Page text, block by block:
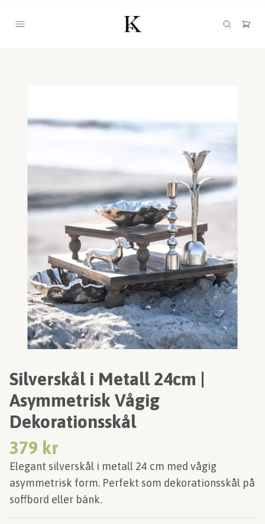
Silverskål i Metall 24cm |
Asymmetrisk Vågig
Dekorationsskål
379 kr
Elegant silverskål i metall 24 cm med vågig
asymmetrisk form. Perfekt som dekorationsskål på
soffbord eller bänk.